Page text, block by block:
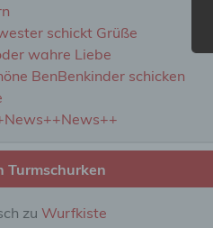
schickt Grüße
wahre Liebe
BenBenkinder schicken
Turmschurken
zuWurfkiste